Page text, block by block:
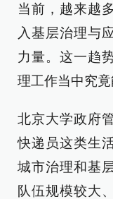
当前，越来越
入基层治理与
力量。这一趋
理工作当中究
北京大学政府
快递员这类生
城市治理和基
队伍规模较大